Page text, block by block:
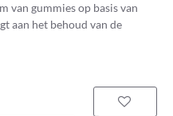
van gummies op basis van
aan het behoud van de